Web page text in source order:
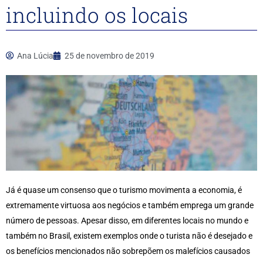
incluindo os locais
Ana Lúcia 25 de novembro de 2019
Já é quase um consenso que o turismo movimenta a economia, é
extremamente virtuosa aos negócios e também emprega um grande
número de pessoas. Apesar disso, em diferentes locais no mundo e
também no Brasil, existem exemplos onde o turista não é desejado e
os benefícios mencionados não sobrepõem os malefícios causados